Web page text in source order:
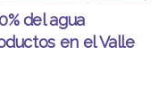
del agua
en el Valle